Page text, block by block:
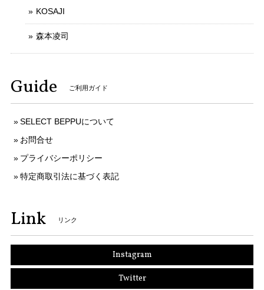
KOSAJI
森本凌司
Guide ご利用ガイド
SELECT BEPPUについて
お問合せ
プライバシーポリシー
特定商取引法に基づく表記
Link リンク
Instagram
Twitter